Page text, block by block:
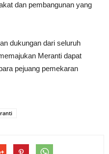
dan pembangunan yang
dukungan dari seluruh
Meranti dapat
pejuang pemekaran